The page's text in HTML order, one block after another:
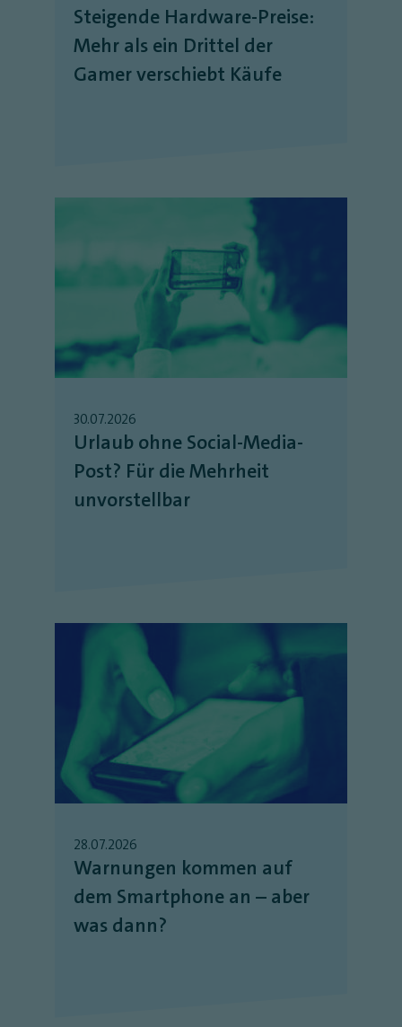
Steigende Hardware-Preise:
Mehr als ein Drittel der
Gamer verschiebt Käufe
30.07.2026
Urlaub ohne Social-Media-
Post? Für die Mehrheit
unvorstellbar
28.07.2026
Warnungen kommen auf
dem Smartphone an – aber
was dann?